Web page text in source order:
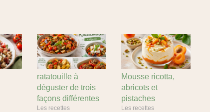
ratatouille à
déguster de trois
façons différentes
Les recettes
Mousse ricotta,
abricots et
pistaches
Les recettes